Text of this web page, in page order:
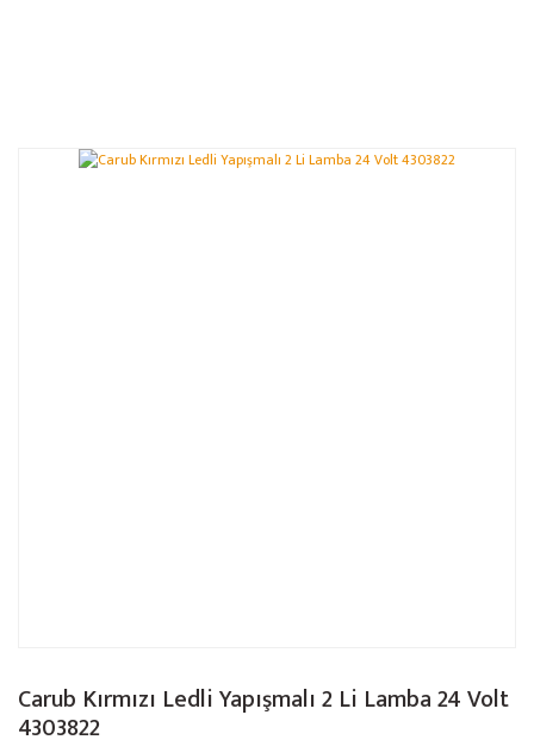
Carub Kırmızı Ledli Yapışmalı 2 Li Lamba 24 Volt
4303822